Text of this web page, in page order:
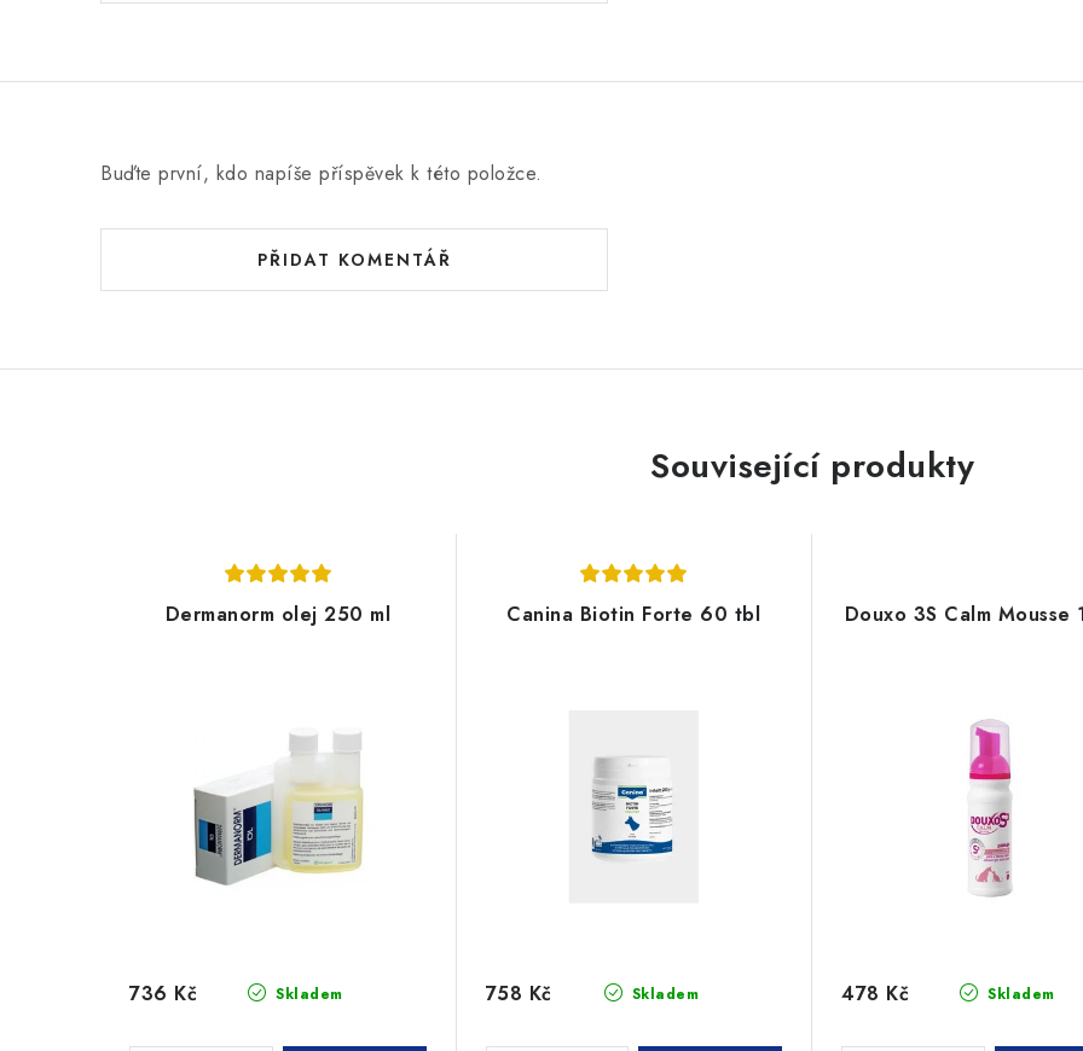
n
c
n
Buďte první, kdo napíše příspěvek k této položce.
PŘIDAT KOMENTÁŘ
Související produkty
Dermanorm olej 250 ml
Skladem
736 Kč
Canina Biotin Forte 60 tbl
Skladem
758 Kč
Douxo 3S Calm Mousse
Skladem
478 Kč